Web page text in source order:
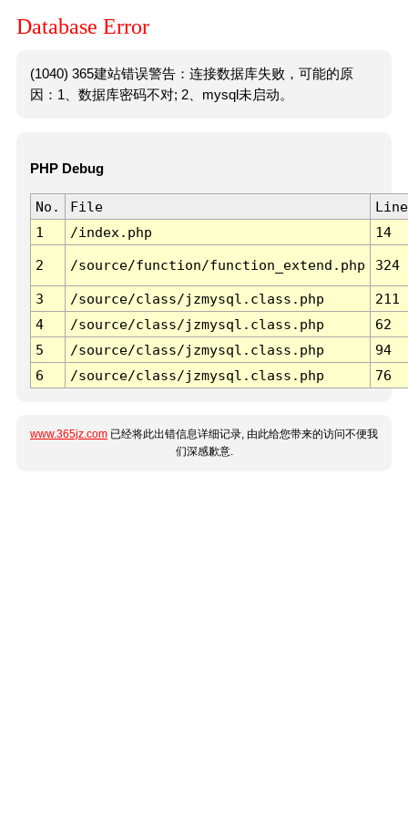
Database Error
(1040) 365建站错误警告：连接数据库失败，可能的原
因：1、数据库密码不对; 2、mysql未启动。
PHP Debug
No. File
Line
1
/index.php 14
2 /source/function/function_extend.php 324
3 /source/class/jzmysql.class.php
211
4
/source/class/jzmysql.class.php
62
5
/source/class/jzmysql.class.php
94
6
/source/class/jzmysql.class.php 76
www.365jz.com 已经将此出错信息详细记录, 由此给您带来的访问不便我
们深感歉意.